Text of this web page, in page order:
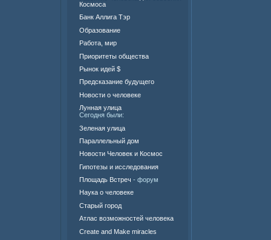
Космоса
Банк Аллига Тэр
Образование
Работа, мир
Приоритеты общества
Рынок идей $
Предсказание будущего
Новости о человеке
Лунная улица
Сегодня были:
Зеленая улица
Параллельный дом
Новости Человек и Космос
Гипотезы и исследования
Площадь Встреч - форум
Наука о человеке
Старый город
Атлас возможностей человека
Create and Make miracles